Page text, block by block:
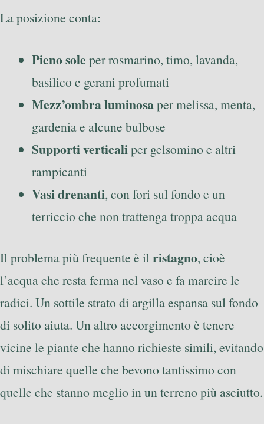
La posizione conta:
Pieno sole per rosmarino, timo, lavanda,
basilico e gerani profumati
Mezz’ombra luminosaper melissa, menta,
gardenia e alcune bulbose
Supporti verticaliper gelsomino e altri
rampicanti
Vasi drenanti, con fori sul fondo e un
terriccio che non trattenga troppa acqua
Il problema più frequente è ilristagno, cioè
l’acqua che resta ferma nel vaso e fa marcire le
radici. Un sottile strato di argilla espansa sul fondo
di solito aiuta. Un altro accorgimento è tenere
vicine le piante che hanno richieste simili, evitando
di mischiare quelle che bevono tantissimo con
quelle che stanno meglio in un terreno più asciutto.